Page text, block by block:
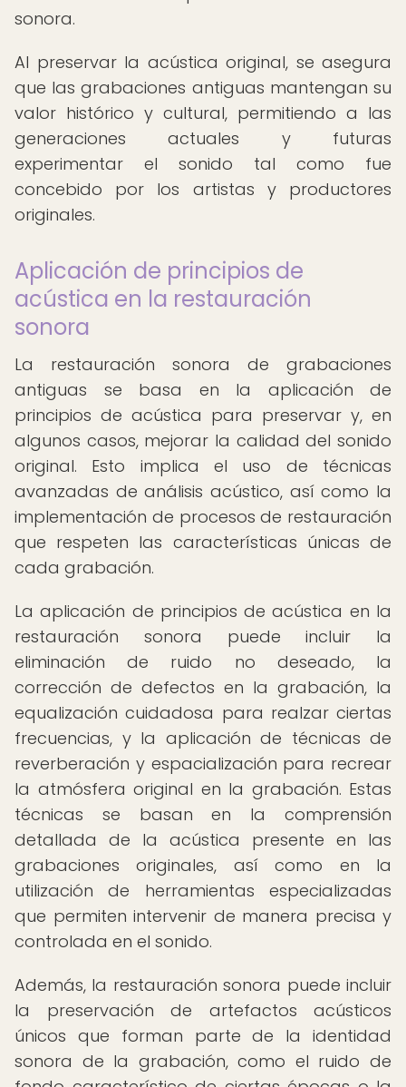
sonora.
Al preservar la acústica original, se asegura
que las grabaciones antiguas mantengan su
valor histórico y cultural, permitiendo a las
generaciones actuales y futuras
experimentar el sonido tal como fue
concebido por los artistas y productores
originales.
Aplicación de principios de
acústica en la restauración
sonora
La restauración sonora de grabaciones
antiguas se basa en la aplicación de
principios de acústica para preservar y, en
algunos casos, mejorar la calidad del sonido
original. Esto implica el uso de técnicas
avanzadas de análisis acústico, así como la
implementación de procesos de restauración
que respeten las características únicas de
cada grabación.
La aplicación de principios de acústica en la
restauración sonora puede incluir la
eliminación de ruido no deseado, la
corrección de defectos en la grabación, la
equalización cuidadosa para realzar ciertas
frecuencias, y la aplicación de técnicas de
reverberación y espacialización para recrear
la atmósfera original en la grabación. Estas
técnicas se basan en la comprensión
detallada de la acústica presente en las
grabaciones originales, así como en la
utilización de herramientas especializadas
que permiten intervenir de manera precisa y
controlada en el sonido.
Además, la restauración sonora puede incluir
la preservación de artefactos acústicos
únicos que forman parte de la identidad
sonora de la grabación, como el ruido de